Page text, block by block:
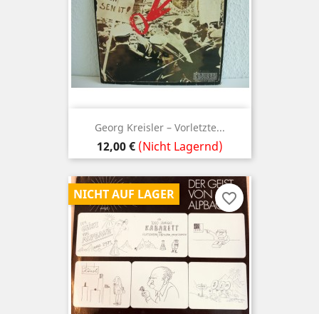
Georg Kreisler – Vorletzte...
Preis
12,00 € (Nicht Lagernd)
NICHT AUF LAGER favorite_border